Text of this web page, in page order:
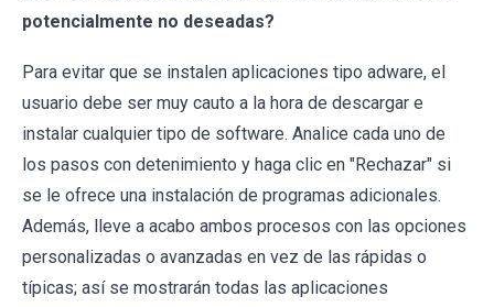
potencialmente no deseadas?
Para evitar que se instalen aplicaciones tipo adware, el
usuario debe ser muy cauto a la hora de descargar e
instalar cualquier tipo de software. Analice cada uno de
los pasos con detenimiento y haga clic en "Rechazar" si
se le ofrece una instalación de programas adicionales.
Además, lleve a acabo ambos procesos con las opciones
personalizadas o avanzadas en vez de las rápidas o
típicas; así se mostrarán todas las aplicaciones